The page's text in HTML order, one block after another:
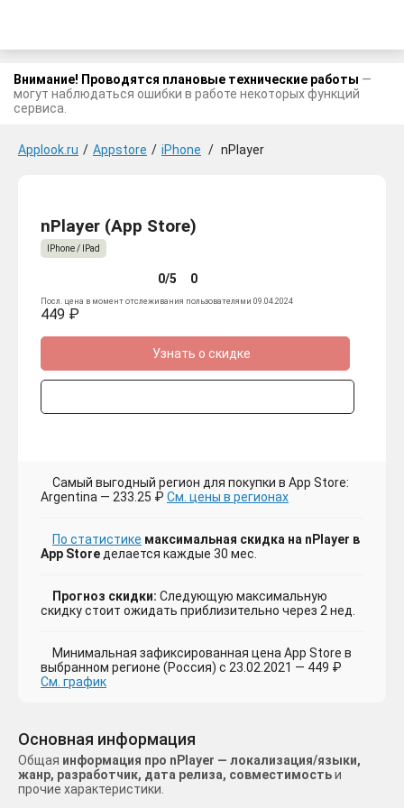
Внимание! Проводятся плановые технические работы —
могут наблюдаться ошибки в работе некоторых функций
сервиса.
Applook.ru / Appstore / iPhone / nPlayer
nPlayer (App Store)
IPhone / IPad
0/5 0
Посл. цена в момент отслеживания пользователями 09.04.2024
449 ₽
Узнать о скидке
Самый выгодный регион для покупки в App Store:
Argentina — 233.25 ₽ См. цены в регионах
По статистике максимальная скидка на nPlayer в
App Storeделается каждые 30 мес.
Прогноз скидки: Следующую максимальную
скидку стоит ожидать приблизительно через 2 нед.
Минимальная зафиксированная цена App Store в
выбранном регионе (Россия) с 23.02.2021 — 449 ₽
См. график
Основная информация
Общая информация про nPlayer — локализация/языки,
жанр, разработчик, дата релиза, совместимостьи
прочие характеристики.